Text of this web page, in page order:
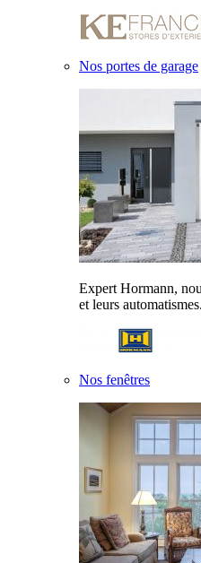
Nos portes de garage
Expert Hormann,
et leurs automatismes.
Nos fenêtres